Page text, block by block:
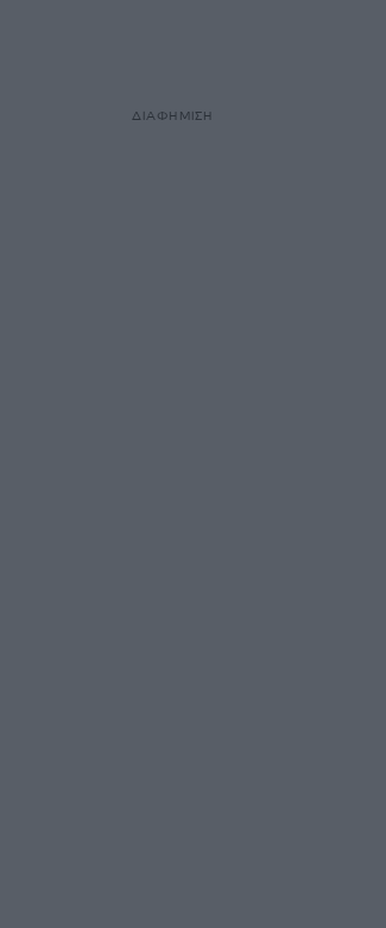
ΔΙΑΦΗΜΙΣΗ